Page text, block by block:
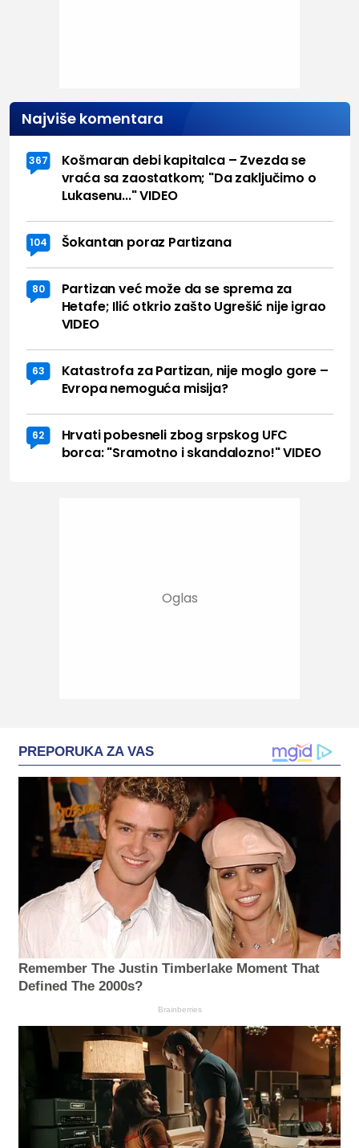
Najviše komentara
367
Košmaran debi kapitalca – Zvezda se
vraća sa zaostatkom; "Da zaključimo o
Lukasenu..." VIDEO
104 Šokantan poraz Partizana
80
Partizan već može da se sprema za
Hetafe; Ilić otkrio zašto Ugrešić nije igrao
VIDEO
63
Katastrofa za Partizan, nije moglo gore –
Evropa nemoguća misija?
62
Hrvati pobesneli zbog srpskog UFC
borca: "Sramotno i skandalozno!" VIDEO
PREPORUKA ZA VAS
Remember The Justin Timberlake Moment That
Defined The 2000s?
Brainberries